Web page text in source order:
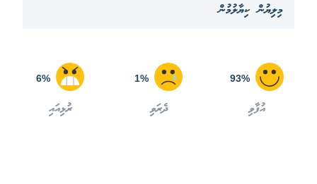
މިލިޔުން ކިޔާލުމުން
93%
އުފާވި
1%
ދެރަވި
6%
ރުޅިއައި